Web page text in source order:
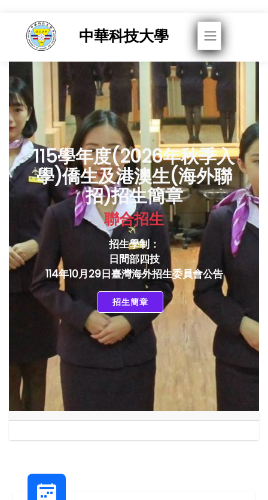
中華科技大學 Toggle
115學年度(2026年秋季入
學)僑生及港澳生(海外聯
招)招生簡章
聯合招生
招生學制：
日間部四技
114年10月29日臺灣海外招生委員會公告
招生簡章